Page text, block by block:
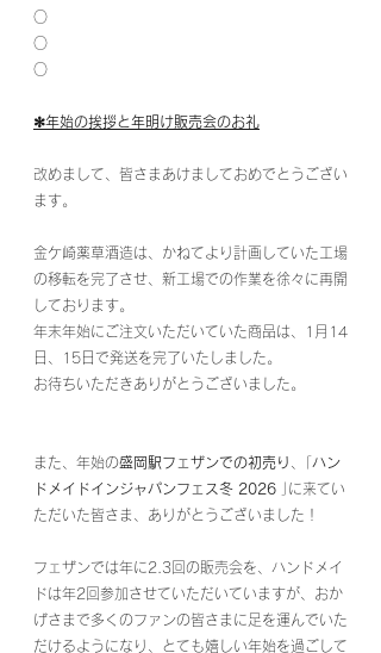
○
○
○
✻年始の挨拶と年明け販売会のお礼
改めまして、皆さまあけましておめでとうござい
ます。
金ケ崎薬草酒造は、かねてより計画していた工場
の移転を完了させ、新工場での作業を徐々に再開
しております。
年末年始にご注文いただいていた商品は、1月14
日、15日で発送を完了いたしました。
お待ちいただきありがとうございました。
また、年始の盛岡駅フェザンでの初売り
ハン
ドメイドインジャパンフェス冬 2026
｣に来てい
ただいた皆さま、ありがとうございました！
フェザンでは年に2.3回の販売会を、ハンドメイ
ドは年2回参加させていただいていますが、おか
げさまで多くのファンの皆さまに足を運んでいた
だけるようになり、とても嬉しい年始を過ごして